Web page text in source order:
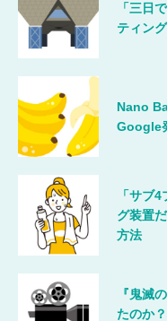
「三日
ティン
Nano
Google
「サブ
グ装置
方法
『鬼滅
たのか